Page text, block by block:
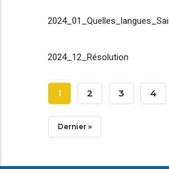
2024_12_Résolution
Pagination
Page
Courante
1 Page
2 Page
3 Page
4
Dernière
Dernier »